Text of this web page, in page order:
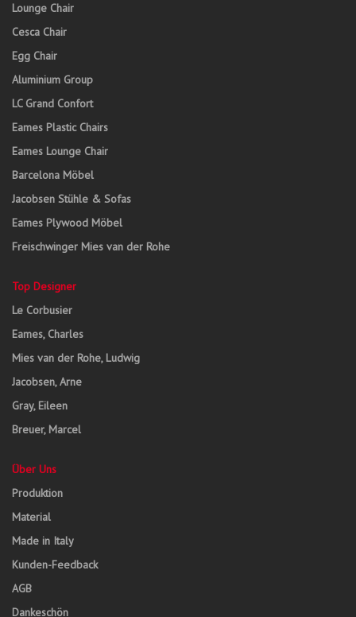
Lounge Chair
Cesca Chair
Egg Chair
Aluminium Group
LC Grand Confort
Eames Plastic Chairs
Eames Lounge Chair
Barcelona Möbel
Jacobsen Stühle & Sofas
Eames Plywood Möbel
Freischwinger Mies van der Rohe
Top Designer
Le Corbusier
Eames, Charles
Mies van der Rohe, Ludwig
Jacobsen, Arne
Gray, Eileen
Breuer, Marcel
Über Uns
Produktion
Material
Made in Italy
Kunden-Feedback
AGB
Dankeschön